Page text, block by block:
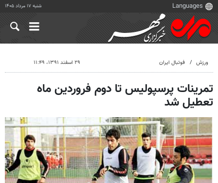
شنبه ۱۷ مرداد ۱۴۰۵
ورزش فوتبال ایران ۲۹ اسفند ۱۳۹۱، ۱۱:۴۹
تمرینات پرسپولیس تا دوم فروردین ماه
تعطیل شد